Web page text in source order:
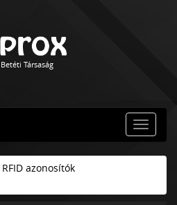
Társaság
RFID azonosítók